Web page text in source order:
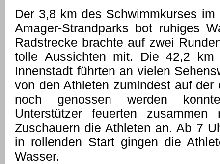
Der 3,8 km des Schwimmkurses
Amager-Strandparks bot ruhiges
Radstrecke brachte auf zwei
tolle Aussichten mit. Die 42,2
Innenstadt führten an vielen
von den Athleten zumindest auf der
noch genossen werden
Unterstützer feuerten
Zuschauern die Athleten an. Ab 7
in rollenden Start gingen die
Wasser.